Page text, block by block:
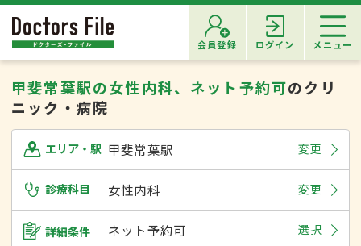
会員登録 ログイン メニュー
甲斐常葉駅の女性内科、ネット予約可のクリ
ニック・病院
エリア・駅 甲斐常葉駅 変更
診療科目 女性内科 変更
詳細条件 ネット予約可 選択